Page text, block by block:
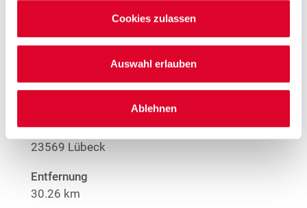
Cookies zulassen
Auswahl erlauben
Ablehnen
Mehr Informationen
Woolworth – Lübeck
Dänischburger Landstraße 81
23569 Lübeck
Entfernung
30.26 km